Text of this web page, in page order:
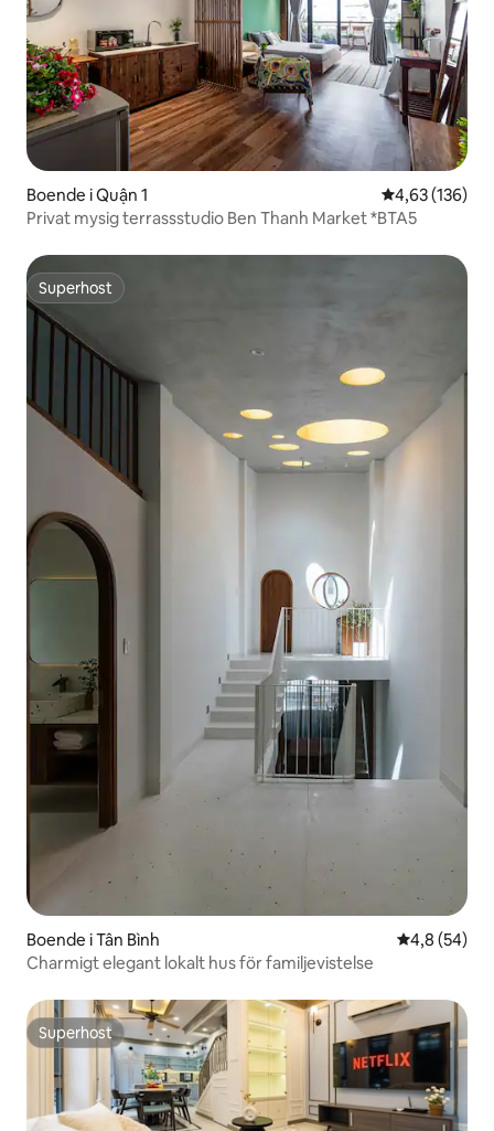
Boende i Quận 1 4,63 av 5 i
4,63 (136)
Privat mysig terrassstudio Ben Thanh Market *BTA5
Superhost
Superhost
Boende i Tân Bình 4,8 av 5 i
4,8 (54)
Charmigt elegant lokalt hus för familjevistelse
Superhost
Superhost